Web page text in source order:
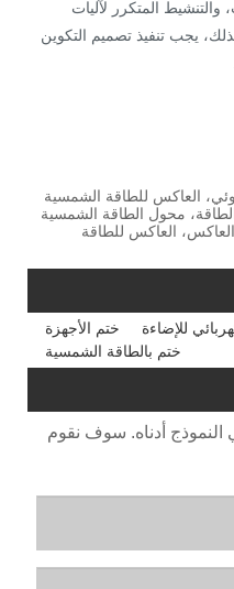
والتنشيط المتكرر لآليات
يجب تنفيذ تصميم التكوين
العاكس للطاقة الشمسية
محول الطاقة الشمسية
العاكس للطاقة
ختم الأجهزة
للإضاءة
ختم بالطاقة الشمسية
النموذج أدناه. سوف نقوم